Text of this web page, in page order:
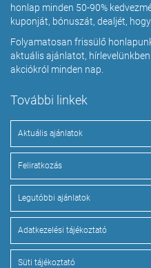
honlap minden 50-90%
kuponját, bónuszát, dealjét,
Folyamatosan frissülő
aktuális ajánlatot,
akciókról minden nap.
További linkek
Aktuális ajánlatok
Feliratkozás
Legutóbbi ajánlatok
Adatkezelési tájékoztató
Süti tájékoztató